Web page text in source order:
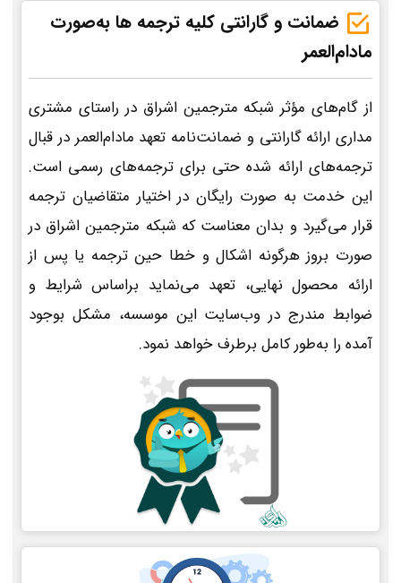
ضمانت و گارانتی کلیه ترجمه ها به‌صورت
مادام‌العمر
از گام‌های مؤثر شبکه مترجمین اشراق در راستای مشتری
مداری ارائه گارانتی و ضمانت‌نامه تعهد مادام‌العمر در قبال
ترجمه‌های ارائه شده حتی برای ترجمه‌های رسمی است.
این خدمت به صورت رایگان در اختیار متقاضیان ترجمه
قرار می‌گیرد و بدان معناست که شبکه مترجمین اشراق در
صورت بروز هرگونه اشکال و خطا حین ترجمه یا پس از
ارائه محصول نهایی، تعهد می‌نماید براساس شرایط و
ضوابط مندرج در وب‌سایت این موسسه، مشکل بوجود
آمده را به‌طور کامل برطرف خواهد نمود.